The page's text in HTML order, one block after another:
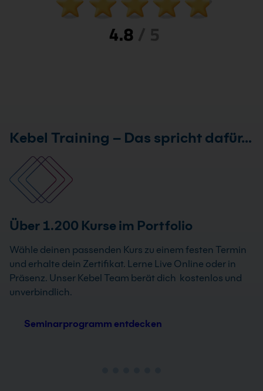
Kebel Training – Das spricht dafür…
Über 1.200 Kurse im Portfolio
Wähle deinen passenden Kurs zu einem festen Termin
und erhalte dein Zertifikat. Lerne Live Online oder in
Präsenz. Unser Kebel Team berät dich kostenlos und
unverbindlich.
Seminarprogramm entdecken